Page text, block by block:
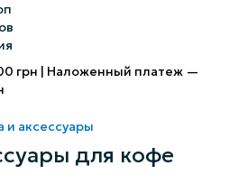
грн | Наложенный платеж —
и аксессуары
для кофе